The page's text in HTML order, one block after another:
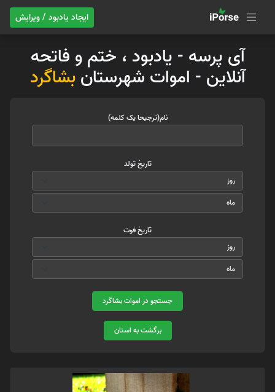
ایجاد یادبود / ویرایش
آی پرسه - یادبود ، ختم و فاتحه
آنلاین - اموات شهرستانبشاگرد
نام(ترجیحا یک کلمه)
تاریخ تولد
تاریخ فوت
جستجو در اموات بشاگرد
برگشت به استان